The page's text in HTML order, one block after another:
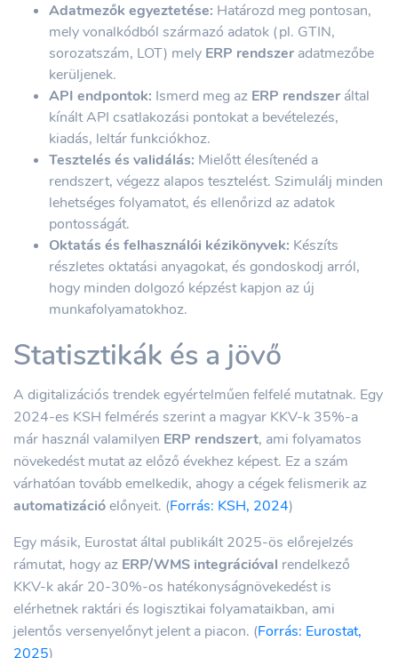
Adatmezők egyeztetése: Határozd meg pontosan,
mely vonalkódból származó adatok (pl. GTIN,
sorozatszám, LOT) mely ERP rendszer adatmezőbe
kerüljenek.
API endpontok: Ismerd meg az ERP rendszer által
kínált API csatlakozási pontokat a bevételezés,
kiadás, leltár funkciókhoz.
Tesztelés és validálás: Mielőtt élesítenéd a
rendszert, végezz alapos tesztelést. Szimulálj minden
lehetséges folyamatot, és ellenőrizd az adatok
pontosságát.
Oktatás és felhasználói kézikönyvek: Készíts
részletes oktatási anyagokat, és gondoskodj arról,
hogy minden dolgozó képzést kapjon az új
munkafolyamatokhoz.
Statisztikák és a jövő
A digitalizációs trendek egyértelműen felfelé mutatnak. Egy
2024-es KSH felmérés szerint a magyar KKV-k 35%-a
már használ valamilyen ERP rendszert, ami folyamatos
növekedést mutat az előző évekhez képest. Ez a szám
várhatóan tovább emelkedik, ahogy a cégek felismerik az
automatizációelőnyeit. (Forrás: KSH, 2024)
Egy másik, Eurostat által publikált 2025-ös előrejelzés
rámutat, hogy az ERP/WMS integrációval rendelkező
KKV-k akár 20-30%-os hatékonyságnövekedést is
elérhetnek raktári és logisztikai folyamataikban, ami
jelentős versenyelőnyt jelent a piacon. (Forrás: Eurostat,
2025)